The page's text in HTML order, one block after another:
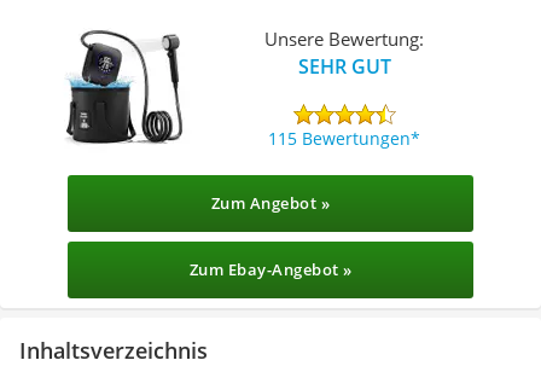
Unsere Bewertung:
SEHR GUT
115 Bewertungen
Zum Angebot »
Zum Ebay-Angebot »
Inhaltsverzeichnis